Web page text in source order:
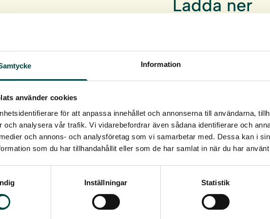
Information
använder cookies
för att anpassa innehållet och annonserna till användarna,
och analysera vår trafik. Vi vidarebefordrar även sådana identifierare och
och annons- och analysföretag som vi samarbetar med. Dessa kan i
som du har tillhandahållit eller som de har samlat in när du har
Inställningar Statistik
110 mm
Ladda ner